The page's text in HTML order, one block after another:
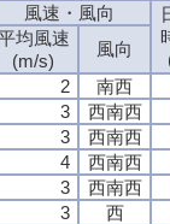
風速・風向
均風速
(m/s)
風向
2
南西
3
西南西
3
西南西
4
西南西
3
西南西
3
西
風速・風向
均風速
(m/s)
風向
2
南西
3
西南西
3
西南西
4
西南西
3
西南西
3
西
風速・風向
均風速
(m/s)
風向
2
南西
3
西南西
3
西南西
4
西南西
3
西南西
3
西
風速・風向
均風速
(m/s)
風向
2
南西
3
西南西
3
西南西
4
西南西
3
西南西
3
西